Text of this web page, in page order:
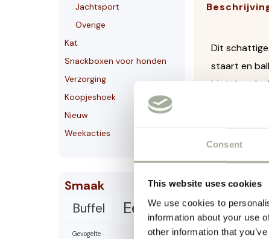
Consent
This website uses cookies
We use cookies to
information about your use
other information that
Jachtsport
Overige
Kat
Snackboxen voor honden
Verzorging
Koopjeshoek
Nieuw
Weekacties
Smaak
Buffel Eend
Gevogelte
Dit schattige
staart en
Met deze
lange
instinct om
het speeltje
– Leuk
– Met lange
– Kan
– Leuk om